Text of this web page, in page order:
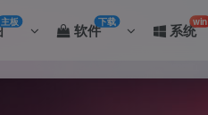
主板 软件下载 系统win